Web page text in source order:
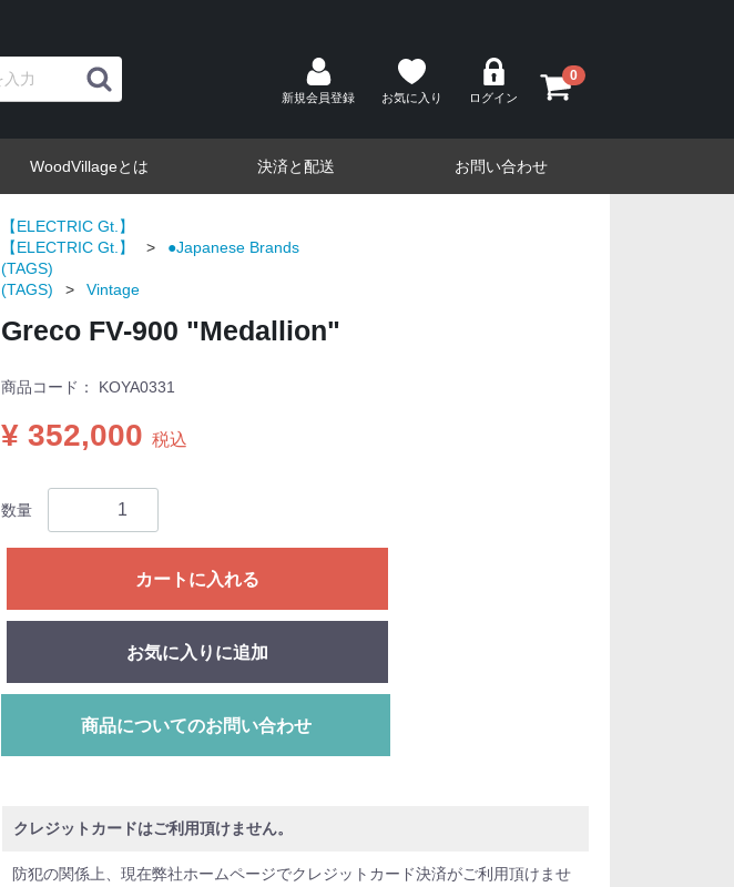
新規会員登録 お気に入り ログイン
0
WoodVillageとは 決済と配送 お問い合わせ
【ELECTRIC Gt.】
【ELECTRIC Gt.】
●Japanese Brands
(TAGS)
(TAGS)
Vintage
Greco FV-900 "Medallion"
商品コード： KOYA0331
¥ 352,000 税込
数量
カートに入れる
お気に入りに追加
商品についてのお問い合わせ
クレジットカードはご利用頂けません。
防犯の関係上、現在弊社ホームページでクレジットカード決済がご利用頂けませ